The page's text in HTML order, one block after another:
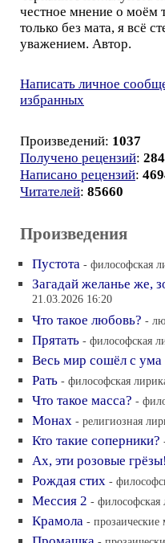
честное мнение о моём
только без мата, я всё
уважением. Автор.
Написать личное
избранных
Произведений: 1037
Получено рецензий:
Написано рецензий:
Читателей: 85660
Произведения
Пустота - философская
Загадай желанье же,
21.03.2026 16:20
Что такое любовь? -
Прятать - философская
Весь мир сошёл с ума
Рать - философская
Что такое масса? -
Монах - религиозная
Кто такие соперники?
Ах, эти розовые грёзы!
Рождая стих -
Мессия 2 - философская
Крамола -